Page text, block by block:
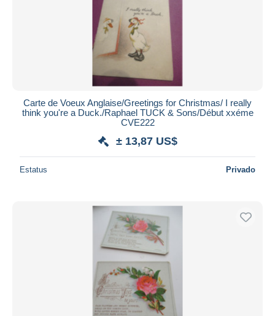
Carte de Voeux Anglaise/Greetings for Christmas/ I really
think you're a Duck./Raphael TUCK & Sons/Début xxéme
CVE222
± 13,87 US$
Estatus Privado